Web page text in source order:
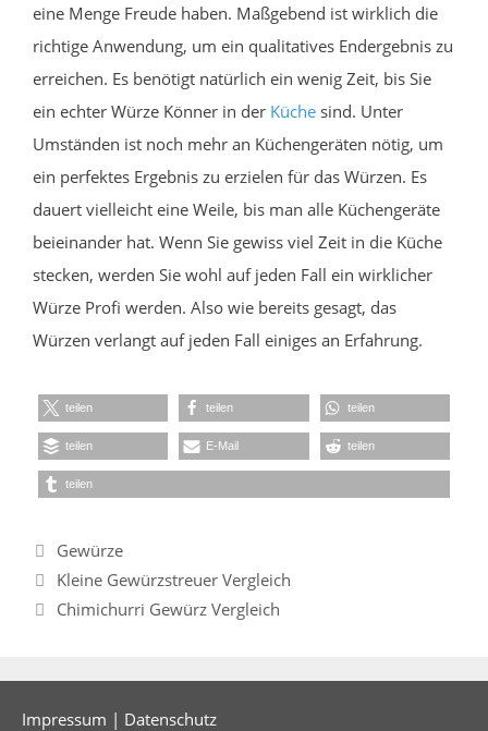
eine Menge Freude haben. Maßgebend ist wirklich die
richtige Anwendung, um ein qualitatives Endergebnis zu
erreichen. Es benötigt natürlich ein wenig Zeit, bis Sie
ein echter Würze Könner in der Küche sind. Unter
Umständen ist noch mehr an Küchengeräten nötig, um
ein perfektes Ergebnis zu erzielen für das Würzen. Es
dauert vielleicht eine Weile, bis man alle Küchengeräte
beieinander hat. Wenn Sie gewiss viel Zeit in die Küche
stecken, werden Sie wohl auf jeden Fall ein wirklicher
Würze Profi werden. Also wie bereits gesagt, das
Würzen verlangt auf jeden Fall einiges an Erfahrung.
teilen teilen teilen
teilen E-Mail teilen
teilen
Kategorien
Gewürze
Kleine Gewürzstreuer Vergleich
Chimichurri Gewürz Vergleich
Impressum | Datenschutz